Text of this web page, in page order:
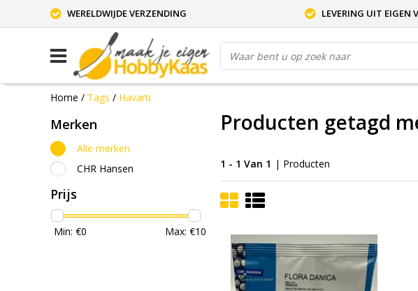
WERELDWIJDE VERZENDING LEVERING UIT EIGEN
Home / Tags / Havarti
Merken
Alle merken
CHR Hansen
Prijs
Min: €0 Max: €10
Producten getagd
1 - 1 Van 1 | Producten